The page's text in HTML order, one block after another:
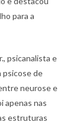
para a
psicanalista e
psicose de
neurose e
apenas nas
estruturas